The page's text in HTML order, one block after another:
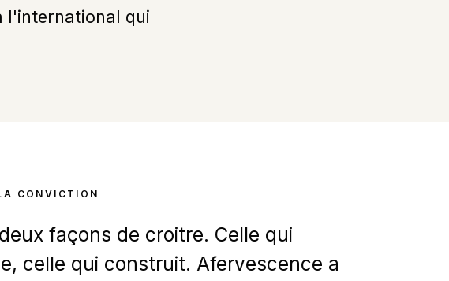
l'international qui
CONVICTION
façons de croitre. Celle qui
celle qui construit. Afervescence a